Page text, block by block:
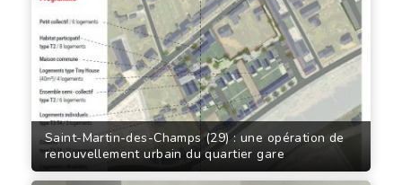
Saint-Martin-des-Champs (29) : une opération de
renouvellement urbain du quartier gare